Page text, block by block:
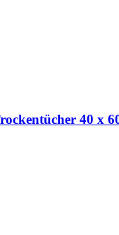
40 x